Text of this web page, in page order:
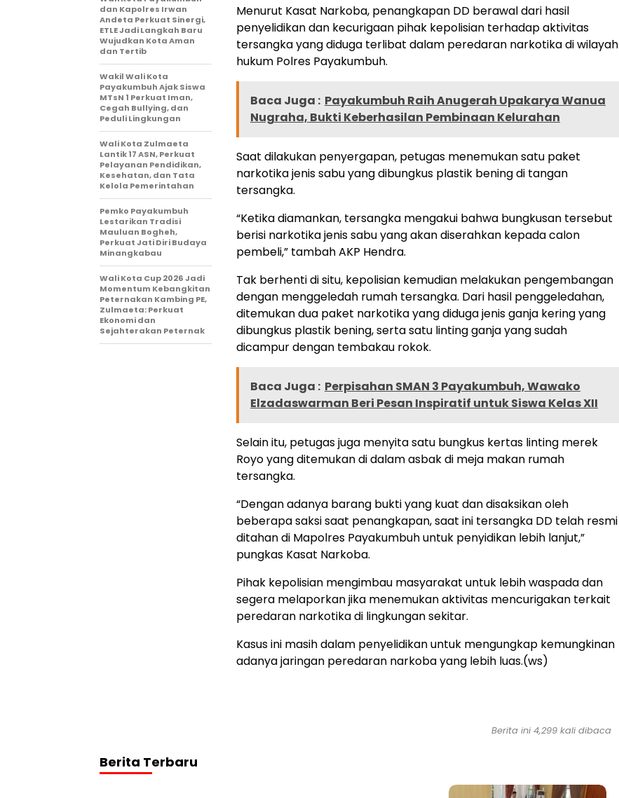
Menurut Kasat Narkoba, penangkapan DD berawal dari hasil
penyelidikan dan kecurigaan pihak kepolisian terhadap aktivitas
tersangka yang diduga terlibat dalam peredaran narkotika di wilayah
hukum Polres Payakumbuh.
Baca Juga : Payakumbuh Raih Anugerah Upakarya Wanua
Nugraha, Bukti Keberhasilan Pembinaan Kelurahan
Saat dilakukan penyergapan, petugas menemukan satu paket
narkotika jenis sabu yang dibungkus plastik bening di tangan
tersangka.
“Ketika diamankan, tersangka mengakui bahwa bungkusan tersebut
berisi narkotika jenis sabu yang akan diserahkan kepada calon
pembeli,” tambah AKP Hendra.
Tak berhenti di situ, kepolisian kemudian melakukan pengembangan
dengan menggeledah rumah tersangka. Dari hasil penggeledahan,
ditemukan dua paket narkotika yang diduga jenis ganja kering yang
dibungkus plastik bening, serta satu linting ganja yang sudah
dicampur dengan tembakau rokok.
Baca Juga : Perpisahan SMAN 3 Payakumbuh, Wawako
Elzadaswarman Beri Pesan Inspiratif untuk Siswa Kelas XII
Selain itu, petugas juga menyita satu bungkus kertas linting merek
Royo yang ditemukan di dalam asbak di meja makan rumah
tersangka.
“Dengan adanya barang bukti yang kuat dan disaksikan oleh
beberapa saksi saat penangkapan, saat ini tersangka DD telah resmi
ditahan di Mapolres Payakumbuh untuk penyidikan lebih lanjut,”
pungkas Kasat Narkoba.
Pihak kepolisian mengimbau masyarakat untuk lebih waspada dan
segera melaporkan jika menemukan aktivitas mencurigakan terkait
peredaran narkotika di lingkungan sekitar.
Kasus ini masih dalam penyelidikan untuk mengungkap kemungkinan
adanya jaringan peredaran narkoba yang lebih luas.(ws)
dan Kapolres Irwan
Andeta Perkuat Sinergi,
ETLE Jadi Langkah Baru
Wujudkan Kota Aman
dan Tertib
Wakil Wali Kota
Payakumbuh Ajak Siswa
MTsN 1 Perkuat Iman,
Cegah Bullying, dan
Peduli Lingkungan
Wali Kota Zulmaeta
Lantik 17 ASN, Perkuat
Pelayanan Pendidikan,
Kesehatan, dan Tata
Kelola Pemerintahan
Pemko Payakumbuh
Lestarikan Tradisi
Mauluan Bogheh,
Perkuat Jati Diri Budaya
Minangkabau
Wali Kota Cup 2026 Jadi
Momentum Kebangkitan
Peternakan Kambing PE,
Zulmaeta: Perkuat
Ekonomi dan
Sejahterakan Peternak
Berita ini 4,299 kali dibaca
Berita Terbaru